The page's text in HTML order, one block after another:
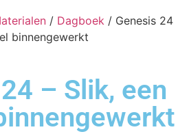
/ Dagboek / Genesis 24
binnengewerkt
– Slik, een